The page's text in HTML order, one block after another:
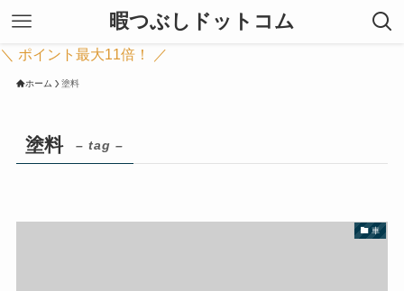
暇つぶしドットコム
＼ ポイント最大11倍！ ／
ホーム 塗料
塗料 – tag –
車